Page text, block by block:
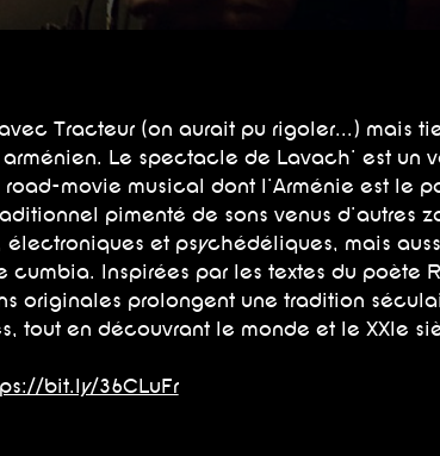
Tracteur (on aurait pu rigoler...) mais
Le spectacle de Lavach' est un
road-movie musical dont l'Arménie est le
pimenté de sons venus d'autres
électroniques et psychédéliques, mais
cumbia. Inspirées par les textes du poète
originales prolongent une tradition
tout en découvrant le monde et le XXIe
bit.ly/36CLuFr